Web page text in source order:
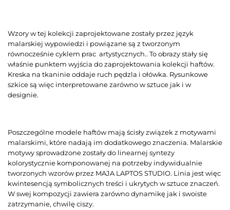
Wzory w tej kolekcji zaprojektowane zostały przez język
malarskiej wypowiedzi i powiązane są z tworzonym
równocześnie cyklem prac artystycznych.. To obrazy stały się
właśnie punktem wyjścia do zaprojektowania kolekcji haftów.
Kreska na tkaninie oddaje ruch pędzla i ołówka. Rysunkowe
szkice są więc interpretowane zarówno w sztuce jak i w
designie.
Poszczególne modele haftów mają ścisły związek z motywami
malarskimi, które nadają im dodatkowego znaczenia. Malarskie
motywy sprowadzone zostały do linearnej syntezy
kolorystycznie komponowanej na potrzeby indywidualnie
tworzonych wzorów przez MAJA LAPTOS STUDIO. Linia jest więc
kwintesencją symbolicznych treści i ukrytych w sztuce znaczeń.
W swej kompozycji zawiera zarówno dynamikę jak i swoiste
zatrzymanie, chwilę ciszy.